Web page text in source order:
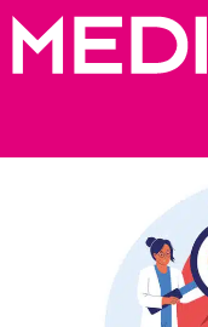
Zum
Inhalt